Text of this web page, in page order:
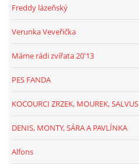
Freddy lázeňský
Verunka Veveřička
Máme rádi zvířata 20'13
PES FANDA
KOCOURCI ZRZEK, MOUREK, SALVUS
DENIS, MONTY, SÁRA A PAVLÍNKA
Alfons